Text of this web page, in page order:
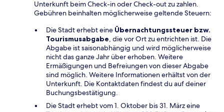
Unterkunft beim Check-in oder Check-out zu zahlen.
Gebühren beinhalten möglicherweise geltende Steuern:
Die Stadt erhebt eine Übernachtungssteuer bzw.
Tourismusabgabe, die vor Ort zu entrichten ist. Die
Abgabe ist saisonabhängig und wird möglicherweise
nicht das ganze Jahr über erhoben. Weitere
Ermäßigungen und Befreiungen von dieser Abgabe
sind möglich. Weitere Informationen erhältst von der
Unterkunft. Die Kontaktdaten findest du auf deiner
Buchungsbestätigung.
Die Stadt erhebt vom 1. Oktober bis 31. März eine